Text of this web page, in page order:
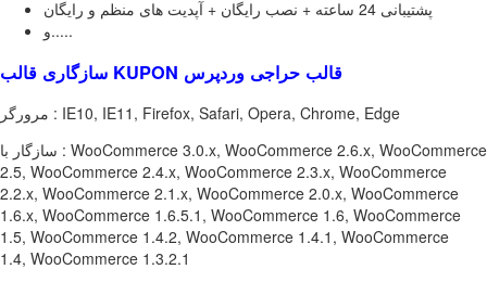
و.....
سازگاری قالب KUPON قالب حراجی وردپرس
مرورگر : IE10, IE11, Firefox, Safari, Opera, Chrome, Edge
سازگار با : WooCommerce 3.0.x, WooCommerce 2.6.x, WooCommerce
2.5, WooCommerce 2.4.x, WooCommerce 2.3.x, WooCommerce
2.2.x, WooCommerce 2.1.x, WooCommerce 2.0.x, WooCommerce
1.6.x, WooCommerce 1.6.5.1, WooCommerce 1.6, WooCommerce
1.5, WooCommerce 1.4.2, WooCommerce 1.4.1, WooCommerce
1.4, WooCommerce 1.3.2.1